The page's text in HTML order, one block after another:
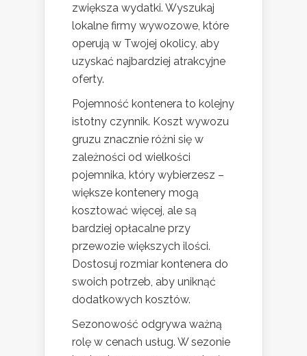
zwiększa wydatki. Wyszukaj
lokalne firmy wywozowe, które
operują w Twojej okolicy, aby
uzyskać najbardziej atrakcyjne
oferty.
Pojemność kontenera to kolejny
istotny czynnik. Koszt wywozu
gruzu znacznie różni się w
zależności od wielkości
pojemnika, który wybierzesz –
większe kontenery mogą
kosztować więcej, ale są
bardziej opłacalne przy
przewozie większych ilości.
Dostosuj rozmiar kontenera do
swoich potrzeb, aby uniknąć
dodatkowych kosztów.
Sezonowość odgrywa ważną
rolę w cenach usług. W sezonie